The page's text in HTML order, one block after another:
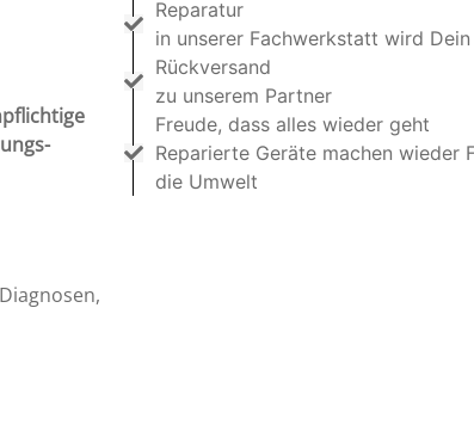
Reparatur
in unserer Fachwerkstatt wird
Rückversand
zu unserem Partner
Freude, dass alles wieder geht
Reparierte Geräte machen wieder
die Umwelt